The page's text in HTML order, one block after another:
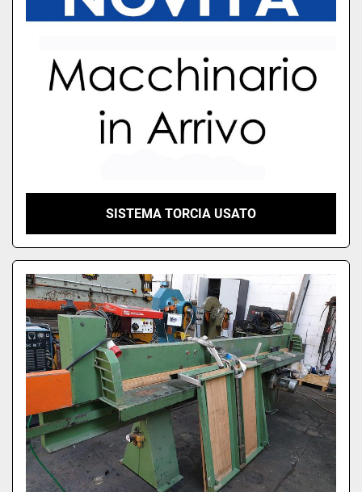
SISTEMA TORCIA USATO